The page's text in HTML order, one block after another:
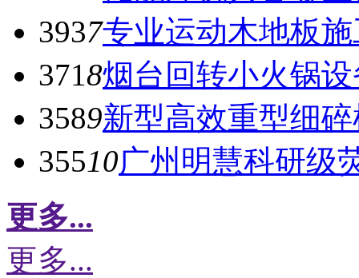
3937专业运动木地板
3718烟台回转小火锅
3589新型高效重型细
35510广州明慧科研级
更多...
更多...